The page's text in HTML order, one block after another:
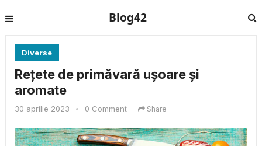
Blog42
Diverse
Rețete de primăvară ușoare și
aromate
30 aprilie 2023 • 0 Comment Share